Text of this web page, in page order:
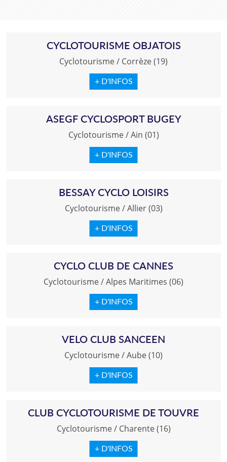
CYCLOTOURISME OBJATOIS
Cyclotourisme/ Corrèze (19)
+ D'INFOS
ASEGF CYCLOSPORT BUGEY
Cyclotourisme/Ain (01)
+ D'INFOS
BESSAY CYCLO LOISIRS
Cyclotourisme/Allier (03)
+ D'INFOS
CYCLO CLUB DE CANNES
Cyclotourisme/Alpes Maritimes (06)
+ D'INFOS
VELO CLUB SANCEEN
Cyclotourisme/Aube (10)
+ D'INFOS
CLUB CYCLOTOURISME DE TOUVRE
Cyclotourisme/ Charente (16)
+ D'INFOS